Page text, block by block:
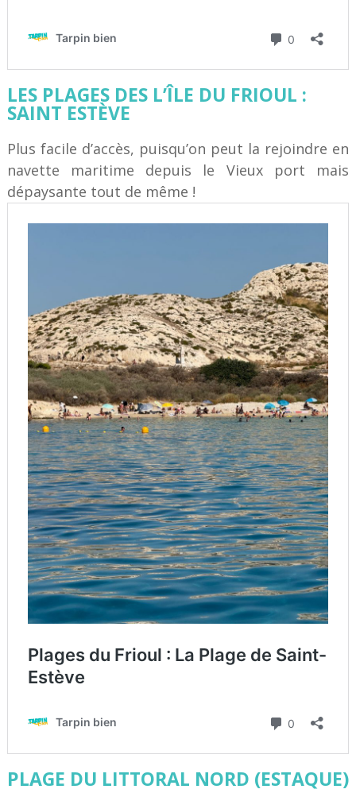
LES PLAGES DES L’ÎLE DU FRIOUL :
SAINT ESTÈVE
Plus facile d’accès, puisqu’on peut la rejoindre en
navette maritime depuis le Vieux port mais
dépaysante tout de même !
PLAGE DU LITTORAL NORD (ESTAQUE)